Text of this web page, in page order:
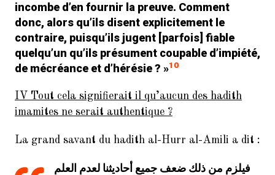
incombe d’en fournir la preuve. Comment
donc, alors qu’ils disent explicitement le
contraire, puisqu’ils jugent [parfois] fiable
quelqu’un qu’ils présument coupable d’impiété,
de mécréance et d’hérésie ? »10
IV Tout cela signifierait il qu’aucun des hadith
imamites ne serait authentique ?
La grand savant du hadith al-Hurr al-Amili a dit :
فيلزم من ذلك ضعف جميع أحاديثنا لعدم العلم